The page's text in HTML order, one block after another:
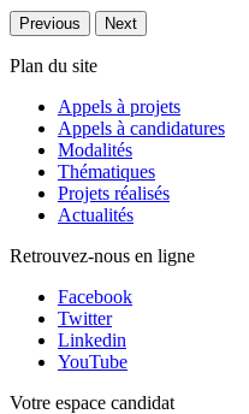
Previous Next
Plan du site
Appels à projets
Appels à candidatures
Modalités
Thématiques
Projets réalisés
Actualités
Retrouvez-nous en ligne
Facebook
Twitter
Linkedin
YouTube
Votre espace candidat